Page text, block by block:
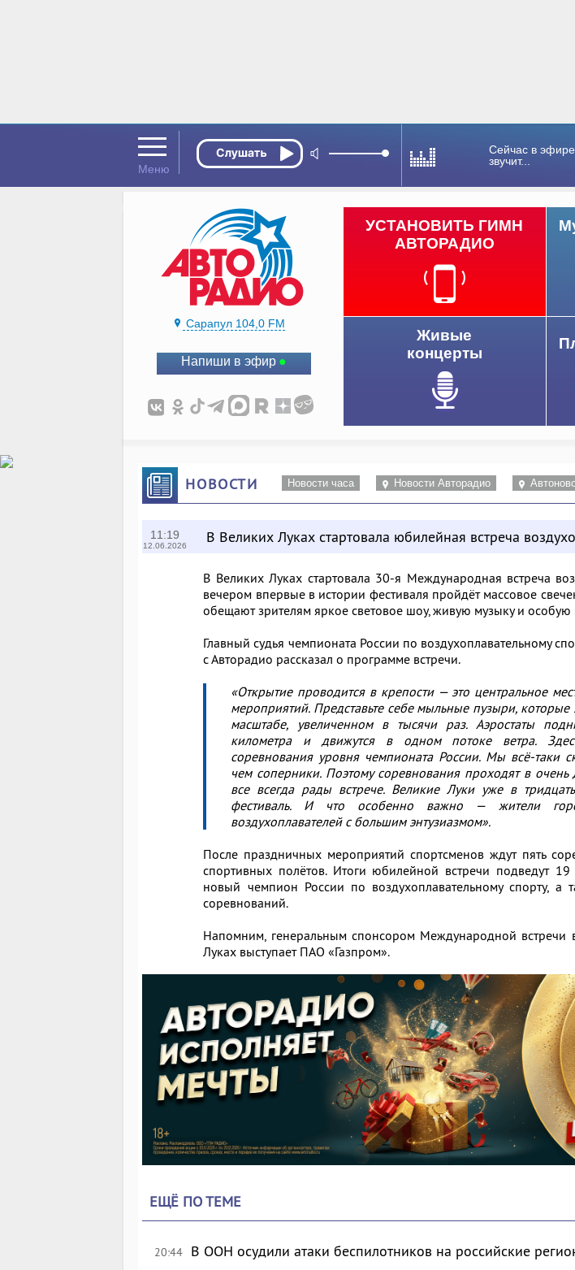
Сейчас в эфире
звучит...
Сарапул 104,0 FM
Напиши в эфир
УСТАНОВИТЬ ГИМН
АВТОРАДИО
Живые
концерты
НОВОСТИ Новости часа Новости Авторадио
11:19
12.06.2026 В Великих Луках стартовала юбилейная встреча
В Великих Луках стартовала 30-я Международная встреча
вечером впервые в истории фестиваля пройдёт массовое
обещают зрителям яркое световое шоу, живую музыку и
Главный судья чемпионата России по воздухоплавательному
с Авторадио рассказал о программе встречи.
«Открытие проводится в крепости — это центральное
мероприятий. Представьте себе мыльные пузыри, которые
масштабе, увеличенном в тысячи раз. Аэростаты
километра и движутся в одном потоке ветра.
соревнования уровня чемпионата России. Мы всё-таки
чем соперники. Поэтому соревнования проходят в
все всегда рады встрече. Великие Луки уже в
фестиваль. И что особенно важно — жители
воздухоплавателей с большим энтузиазмом».
После праздничных мероприятий спортсменов ждут пять
спортивных полётов. Итоги юбилейной встречи подведут 19
новый чемпион России по воздухоплавательному спорту, а
соревнований.
Напомним, генеральным спонсором Международной встречи
Луках выступает ПАО «Газпром».
ЕЩЁ ПО ТЕМЕ
20:44 В ООН осудили атаки беспилотников на российские